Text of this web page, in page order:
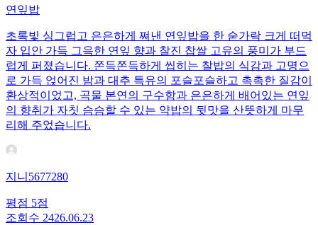
연잎밥
초록빛 싱그럽고 은은하게 쪄낸 연잎밥을 한 숟가락 크게 떠먹
자 입안 가득 그윽한 연잎 향과 찰진 찹쌀 고유의 풍미가 부드
럽게 퍼졌습니다. 쫀득쫀득하게 씹히는 찰밥의 식감과 고명으
로 가득 얹어진 밤과 대추 특유의 포슬포슬하고 촉촉한 질감이
환상적이었고, 곡물 본연의 구수함과 은은하게 배어있는 연잎
의 향취가 자칫 슴슴할 수 있는 약밥의 뒷맛을 산뜻하게 마무
리해 주었습니다.
지니5677280
평점 5점
조회수 2426.06.23